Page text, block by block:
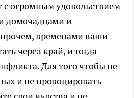
с огромным удовольствием
домочадцами и
временами ваши
через край, и тогда
Для того чтобы не
и не провоцировать